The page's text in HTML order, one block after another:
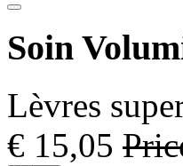
Soin
Lèvres
€ 15,05